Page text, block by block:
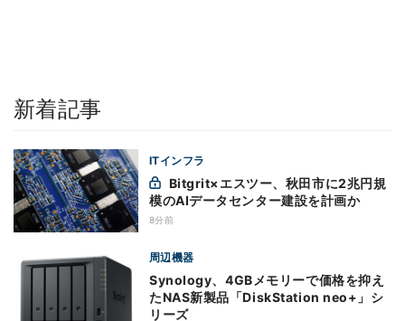
新着記事
ITインフラ
模のAIデータセンター建設を計画か
8分前
周辺機器
Synology、4GBメモリーで価格を抑え
たNAS新製品「DiskStation neo+」シ
リーズ